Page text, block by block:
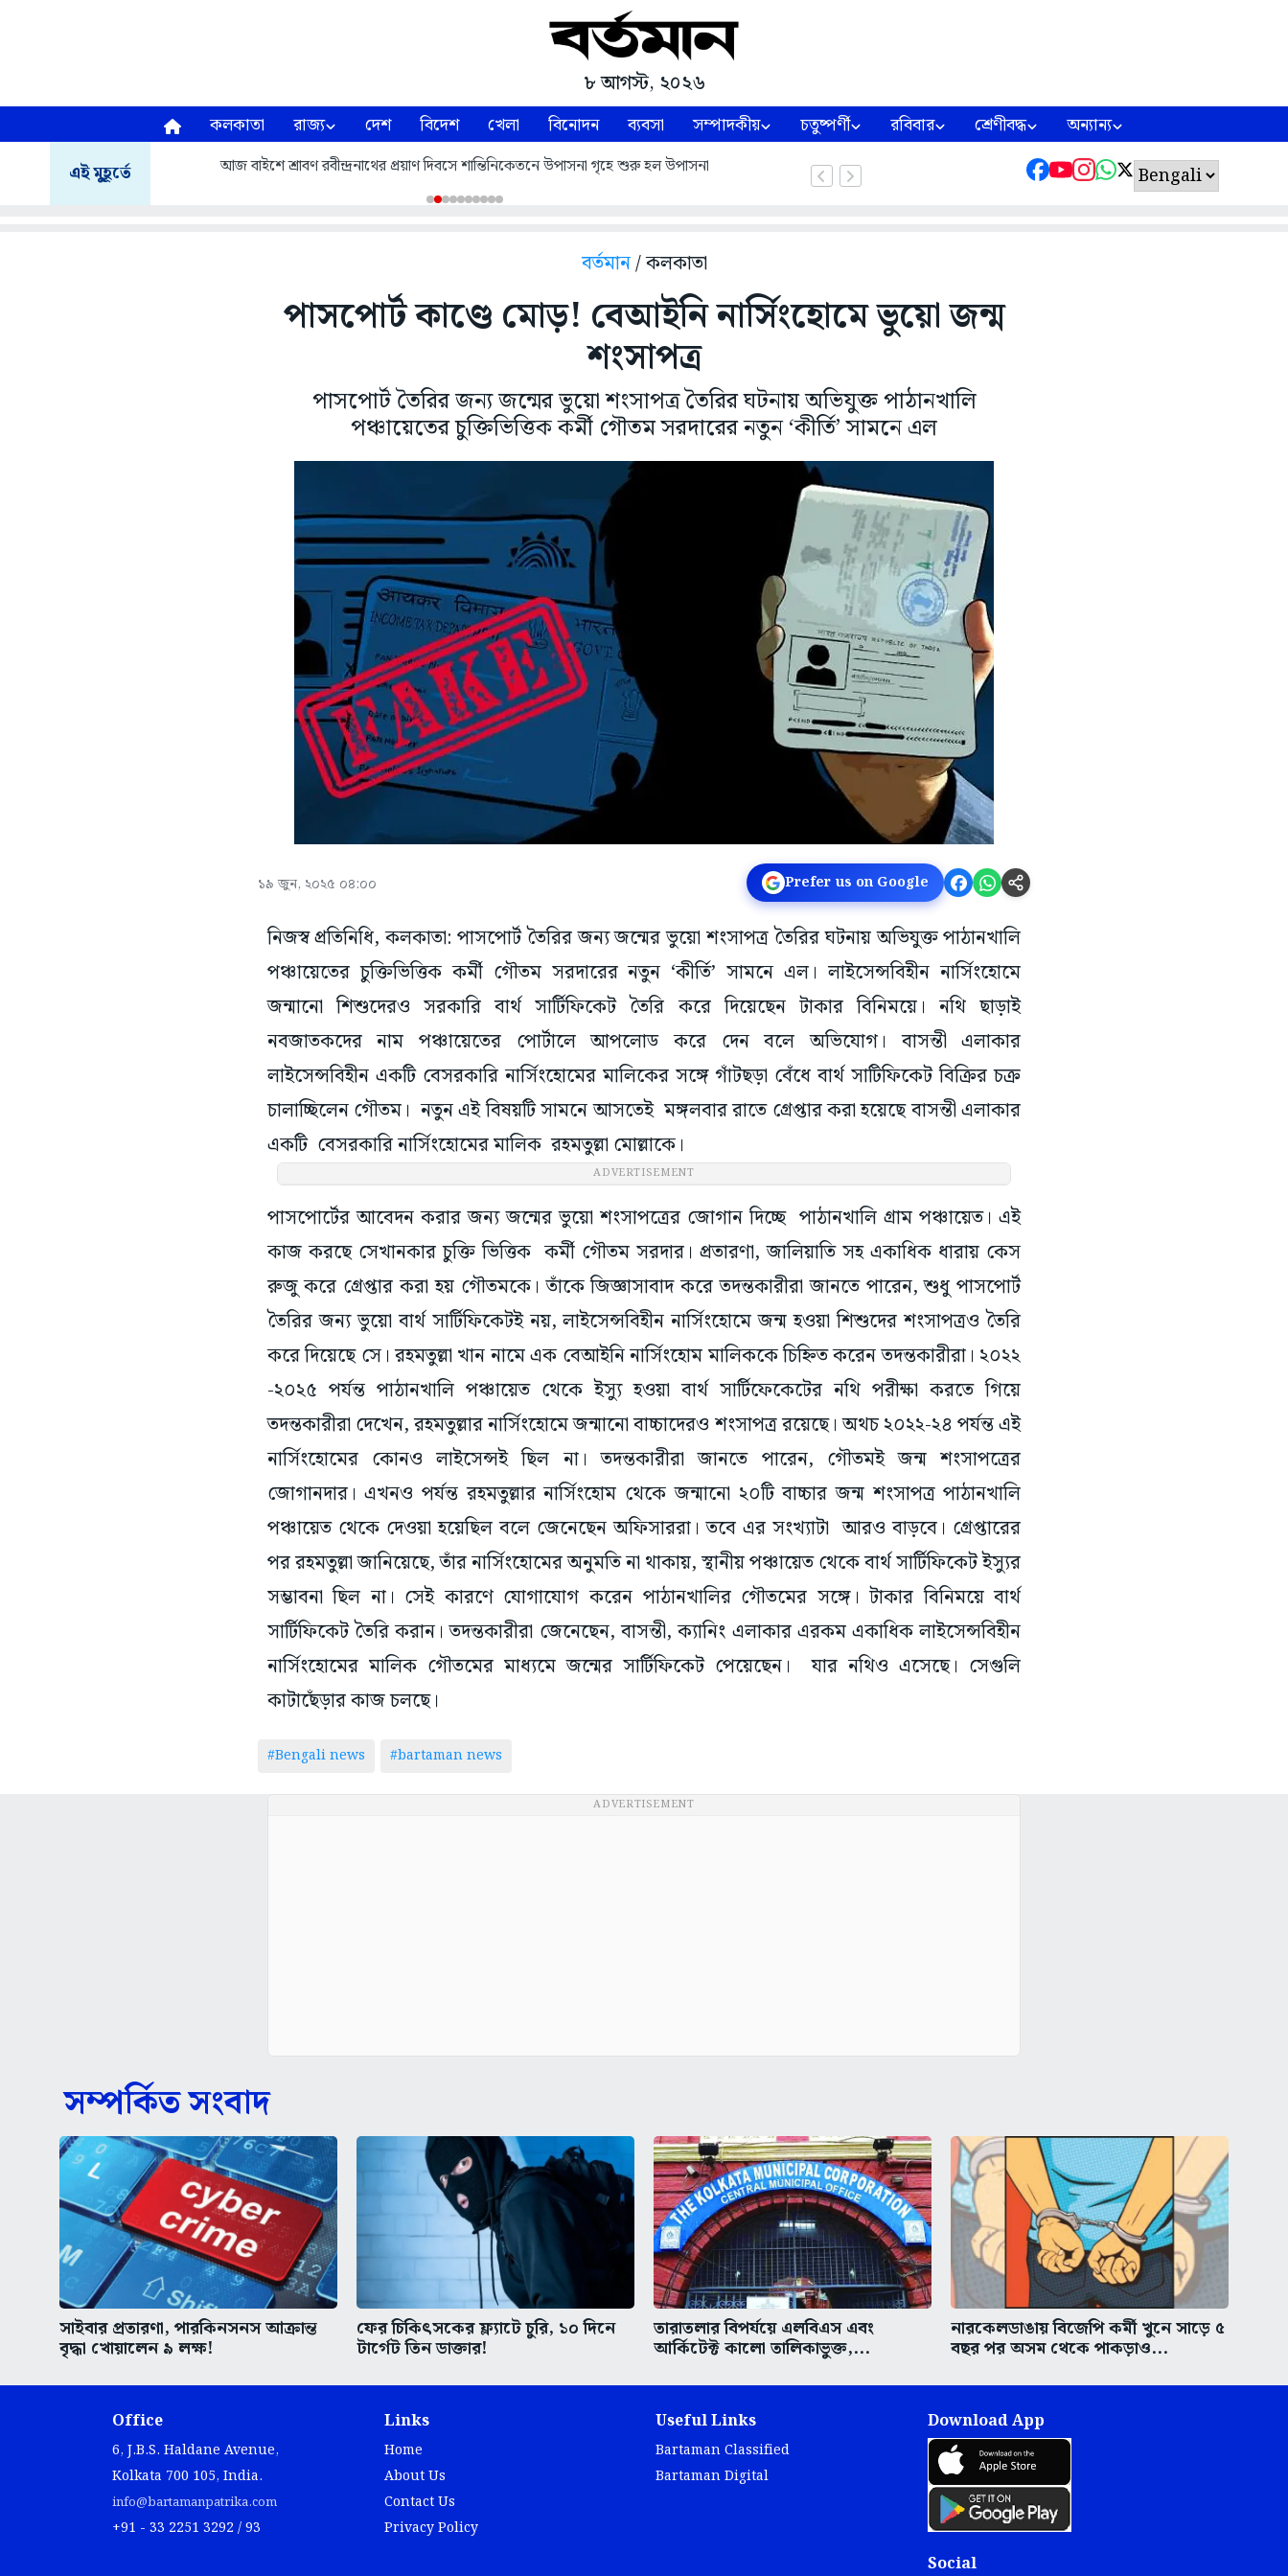
৮ আগস্ট, ২০২৬
কলকাতা রাজ্য দেশ বিদেশ খেলা বিনোদন ব্যবসা সম্পাদকীয় চতুষ্পর্ণী রবিবার শ্রেণীবদ্ধ অন্যান্য
এই মুহূর্তে আজ বাইশে শ্রাবণ রবীন্দ্রনাথের প্রয়াণ দিবসে শান্তিনিকেতনে উপাসনা গৃহে শুরু হল উপাসনা
বর্তমান/ কলকাতা
পাসপোর্ট কাণ্ডে মোড়! বেআইনি নার্সিংহোমে ভুয়ো জন্ম
শংসাপত্র
পাসপোর্ট তৈরির জন্য জন্মের ভুয়ো শংসাপত্র তৈরির ঘটনায় অভিযুক্ত পাঠানখালি
পঞ্চায়েতের চুক্তিভিত্তিক কর্মী গৌতম সরদারের নতুন ‘কীর্তি’ সামনে এল
১৯ জুন, ২০২৫ ০৪:০০ Prefer us on Google
নিজস্ব প্রতিনিধি, কলকাতা: পাসপোর্ট তৈরির জন্য জন্মের ভুয়ো শংসাপত্র তৈরির ঘটনায় অভিযুক্ত পাঠানখালি
পঞ্চায়েতের চুক্তিভিত্তিক কর্মী গৌতম সরদারের নতুন ‘কীর্তি’ সামনে এল। লাইসেন্সবিহীন নার্সিংহোমে
জন্মানো শিশুদেরও সরকারি বার্থ সার্টিফিকেট তৈরি করে দিয়েছেন টাকার বিনিময়ে। নথি ছাড়াই
নবজাতকদের নাম পঞ্চায়েতের পোর্টালে আপলোড করে দেন বলে অভিযোগ। বাসন্তী এলাকার
লাইসেন্সবিহীন একটি বেসরকারি নার্সিংহোমের মালিকের সঙ্গে গাঁটছড়া বেঁধে বার্থ সাটিফিকেট বিক্রির চক্র
চালাচ্ছিলেন গৌতম। নতুন এই বিষয়টি সামনে আসতেই মঙ্গলবার রাতে গ্রেপ্তার করা হয়েছে বাসন্তী এলাকার
একটি বেসরকারি নার্সিংহোমের মালিক রহমতুল্লা মোল্লাকে।
ADVERTISEMENT
পাসপোর্টের আবেদন করার জন্য জন্মের ভুয়ো শংসাপত্রের জোগান দিচ্ছে পাঠানখালি গ্রাম পঞ্চায়েত। এই
কাজ করছে সেখানকার চুক্তি ভিত্তিক কর্মী গৌতম সরদার। প্রতারণা, জালিয়াতি সহ একাধিক ধারায় কেস
রুজু করে গ্রেপ্তার করা হয় গৌতমকে। তাঁকে জিজ্ঞাসাবাদ করে তদন্তকারীরা জানতে পারেন, শুধু পাসপোর্ট
তৈরির জন্য ভুয়ো বার্থ সার্টিফিকেটই নয়, লাইসেন্সবিহীন নার্সিংহোমে জন্ম হওয়া শিশুদের শংসাপত্রও তৈরি
করে দিয়েছে সে। রহমতুল্লা খান নামে এক বেআইনি নার্সিংহোম মালিককে চিহ্নিত করেন তদন্তকারীরা। ২০২২
-২০২৫ পর্যন্ত পাঠানখালি পঞ্চায়েত থেকে ইস্যু হওয়া বার্থ সার্টিফেকেটের নথি পরীক্ষা করতে গিয়ে
তদন্তকারীরা দেখেন, রহমতুল্লার নার্সিংহোমে জন্মানো বাচ্চাদেরও শংসাপত্র রয়েছে। অথচ ২০২২-২৪ পর্যন্ত এই
নার্সিংহোমের কোনও লাইসেন্সই ছিল না। তদন্তকারীরা জানতে পারেন, গৌতমই জন্ম শংসাপত্রের
জোগানদার। এখনও পর্যন্ত রহমতুল্লার নার্সিংহোম থেকে জন্মানো ২০টি বাচ্চার জন্ম শংসাপত্র পাঠানখালি
পঞ্চায়েত থেকে দেওয়া হয়েছিল বলে জেনেছেন অফিসাররা। তবে এর সংখ্যাটা আরও বাড়বে। গ্রেপ্তারের
পর রহমতুল্লা জানিয়েছে, তাঁর নার্সিংহোমের অনুমতি না থাকায়, স্থানীয় পঞ্চায়েত থেকে বার্থ সার্টিফিকেট ইস্যুর
সম্ভাবনা ছিল না। সেই কারণে যোগাযোগ করেন পাঠানখালির গৌতমের সঙ্গে। টাকার বিনিময়ে বার্থ
সার্টিফিকেট তৈরি করান। তদন্তকারীরা জেনেছেন, বাসন্তী, ক্যানিং এলাকার এরকম একাধিক লাইসেন্সবিহীন
নার্সিংহোমের মালিক গৌতমের মাধ্যমে জন্মের সার্টিফিকেট পেয়েছেন। যার নথিও এসেছে। সেগুলি
কাটাছেঁড়ার কাজ চলছে।
#Bengali news #bartaman news
ADVERTISEMENT
সম্পর্কিত সংবাদ
সাইবার প্রতারণা, পারকিনসনস আক্রান্ত
বৃদ্ধা খোয়ালেন ৯ লক্ষ!
ফের চিকিৎসকের ফ্ল্যাটে চুরি, ১০ দিনে
টার্গেট তিন ডাক্তার!
তারাতলার বিপর্যয়ে এলবিএস এবং
আর্কিটেক্ট কালো তালিকাভুক্ত,...
নারকেলডাঙায় বিজেপি কর্মী খুনে সাড়ে ৫
বছর পর অসম থেকে পাকড়াও...
Office
6, J.B.S. Haldane Avenue,
Kolkata 700 105, India.
info@bartamanpatrika.com
+91 - 33 2251 3292 / 93
Links
Home
About Us
Contact Us
Privacy Policy
Useful Links
Bartaman Classified
Bartaman Digital
Download App
Social